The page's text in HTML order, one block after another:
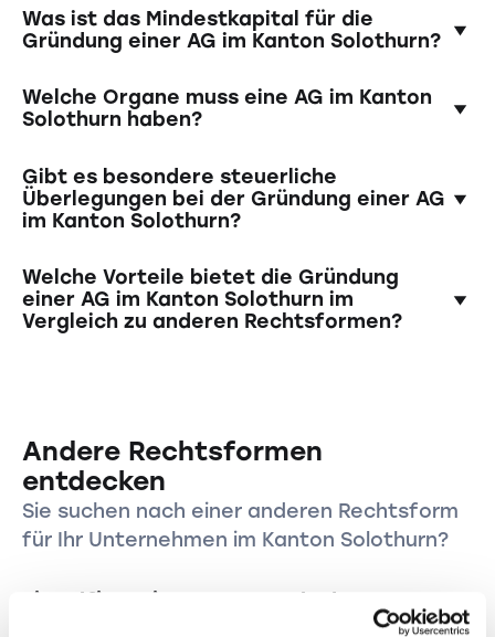
Die Gründung einer AG erfordert die Erstellung
eines Gründungsvertrags, die Einzahlung des
Bestellung von Organen (z.B. Verwaltungsrat),
und die Eintragung ins Handelsregister.
Was ist das Mindestkapital für die
Gründung einer AG im Kanton Solothurn?
Das Mindestkapital beträgt 100'000 Schweizer
Franken. Mindestens die Hälfte muss bei der
Welche Organe muss eine AG im Kanton
Solothurn haben?
Eine AG muss einen Verwaltungsrat und eine
Geschäftsführung haben. Bei Einpersonen-AGs
kann eine Einzelperson beide Rollen
Gibt es besondere steuerliche
Überlegungen bei der Gründung einer AG
im Kanton Solothurn?
Ja, die Schweiz hat verschiedene
Steuermodelle für Unternehmen. Es ist ratsam,
steuerliche Aspekte im Vorfeld zu klären und
Welche Vorteile bietet die Gründung
einer AG im Kanton Solothurn im
Vergleich zu anderen Rechtsformen?
Glaubwürdigkeit und Ansehen im
Geschäftsverkehr.
Andere Rechtsformen
entdecken
Sie suchen nach einer anderen Rechtsform
für Ihr Unternehmen im Kanton Solothurn?
Einzelfirma im Kanton Solothurn